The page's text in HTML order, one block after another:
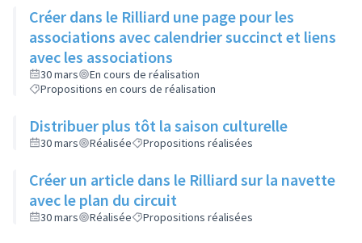
Créer dans le Rilliard une page pour les
associations avec calendrier succinct et liens
avec les associations
30 mars
En cours de réalisation
Propositions en cours de réalisation
Distribuer plus tôt la saison culturelle
30 mars Réalisée Propositions réalisées
Créer un article dans le Rilliard sur la navette
avec le plan du circuit
30 mars Réalisée Propositions réalisées